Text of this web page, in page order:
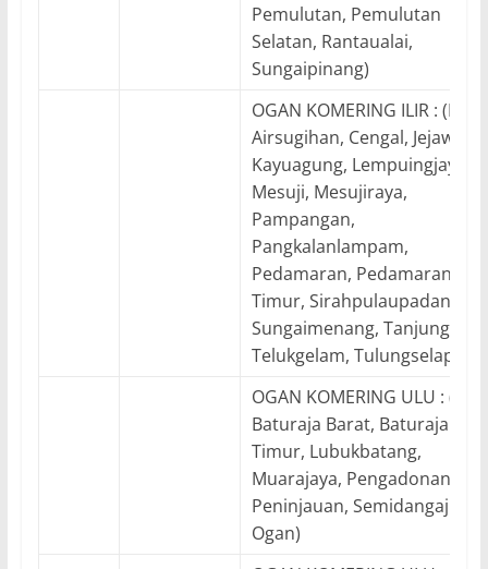
Pemulutan, Pemulutan
Selatan, Rantaualai,
Sungaipinang)
OGAN KOMERING ILIR : (Kec.
Airsugihan, Cengal, Jejawi,
Kayuagung, Lempuingjaya,
Mesuji, Mesujiraya,
Pampangan,
Pangkalanlampam,
Pedamaran, Pedamaran
Timur, Sirahpulaupadang,
Sungaimenang,
Telukgelam, Tulungselapan)
OGAN KOMERING ULU : (Kec.
Baturaja Barat, Baturaja
Timur, Lubukbatang,
Muarajaya, Pengadonan,
Peninjauan, Semidangaji,
Ogan)